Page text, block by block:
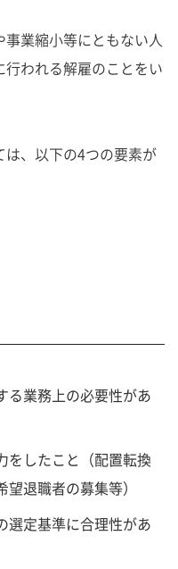
業縮小等にともない人
われる解雇のことをい
、以下の4つの要素が
る業務上の必要性があ
をしたこと（配置転換
退職者の募集等）
選定基準に合理性があ